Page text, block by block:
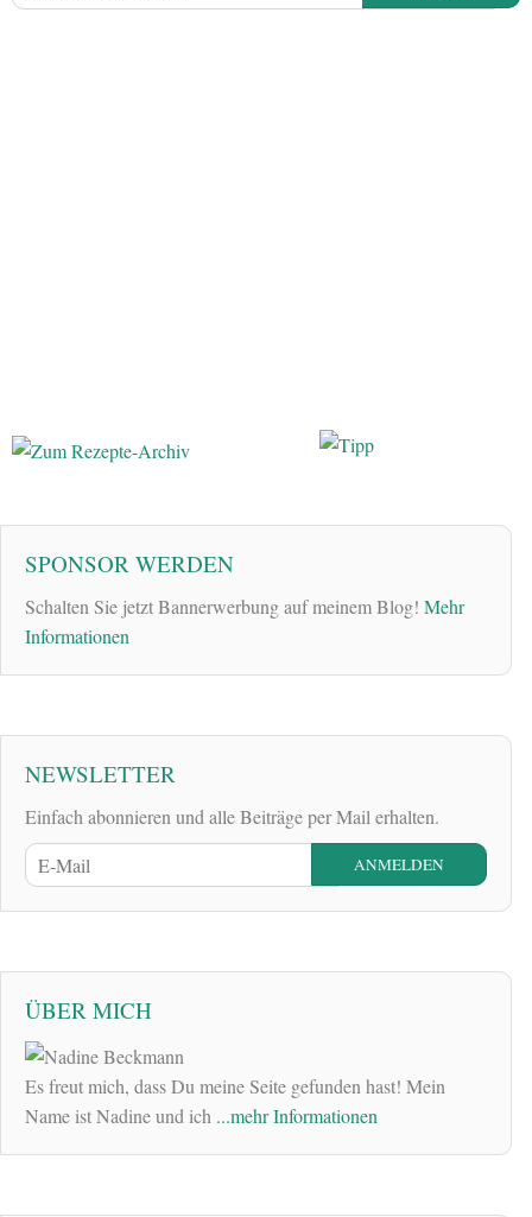
SPONSOR WERDEN
Schalten Sie jetzt Bannerwerbung auf meinem Blog! Mehr
Informationen
NEWSLETTER
Einfach abonnieren und alle Beiträge per Mail erhalten.
ÜBER MICH
Es freut mich, dass Du meine Seite gefunden hast! Mein
Name ist Nadine und ich ...mehr Informationen